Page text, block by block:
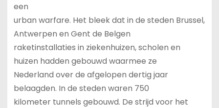
een
urban warfare. Het bleek dat in de steden Brussel,
Antwerpen en Gent de Belgen
raketinstallaties in ziekenhuizen, scholen en
huizen hadden gebouwd waarmee ze
Nederland over de afgelopen dertig jaar
belaagden. In de steden waren 750
kilometer tunnels gebouwd. De strijd voor het